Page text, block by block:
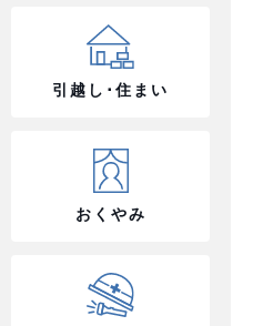
引越し･住まい
おくやみ